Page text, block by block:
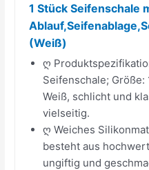
1 Stück Seifenschale
(Weiß)
ღ
Seifenschale; Größe:
Weiß, schlicht und
vielseitig.
ღ Weiches
besteht aus
ungiftig und